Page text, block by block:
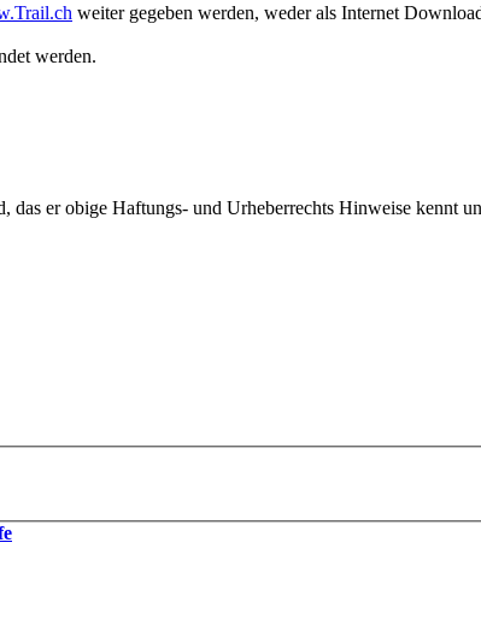
weiter gegeben werden, weder als Internet
werden.
das er obige Haftungs- und Urheberrechts Hinweise kennt